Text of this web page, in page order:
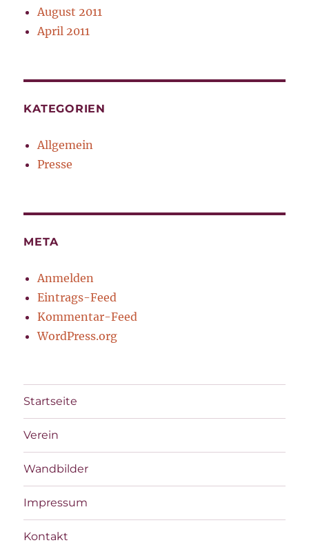
August 2011
April 2011
KATEGORIEN
Allgemein
Presse
META
Anmelden
Eintrags-Feed
Kommentar-Feed
WordPress.org
Startseite
Verein
Wandbilder
Impressum
Kontakt